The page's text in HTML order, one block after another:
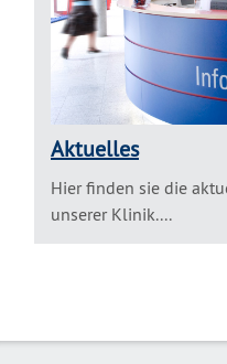
Aktuelles
Hier finden sie die
unserer Klinik....